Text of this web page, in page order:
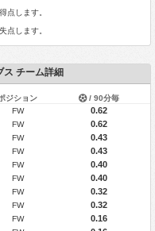
点します。
点します。
ス チーム詳細
ジション / 90分毎
FW
0.62
FW
0.62
FW
0.43
FW
0.43
FW
0.40
FW
0.40
FW
0.32
FW
0.32
FW
0.16